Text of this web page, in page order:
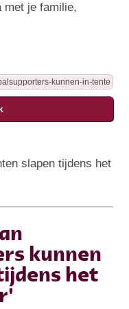
met je familie,
slapen tijdens het
kunnen
het